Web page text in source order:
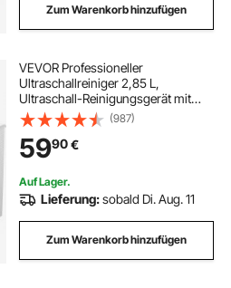
Zum Warenkorb hinzufügen
VEVOR Professioneller
Ultraschallreiniger 2,85 L,
Ultraschall-Reinigungsgerät mit
Digitalem Timer & Heizung,
Ultraschallreinigungsgerät 40 kHz
für Brillen Uhren Ringe Kleinteile
(987)
5990€
Auf Lager.
Lieferung:sobald Di. Aug. 11
Zum Warenkorb hinzufügen